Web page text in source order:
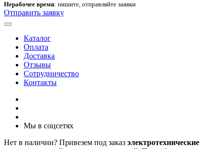
Нерабочее время: пишите, отправляйте заявки
Отправить заявку
Каталог
Оплата
Доставка
Отзывы
Сотрудничество
Контакты
Мы в соцсетях
Нет в наличии? Привезем под заказ электротехнические